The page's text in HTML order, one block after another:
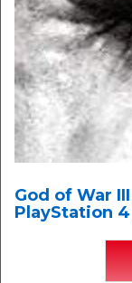
God of War
PlayStation 4